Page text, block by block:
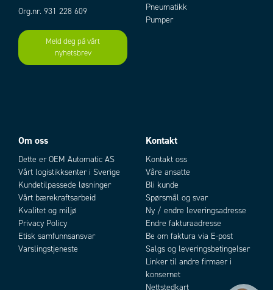
Org.nr. 931 228 609
Meld deg på vårt
nyhetsbrev
Pneumatikk
Pumper
Om oss
Dette er OEM Automatic AS
Vårt logistikksenter i Sverige
Kundetilpassede løsninger
Vårt bærekraftsarbeid
Kvalitet og miljø
Privacy Policy
Etisk samfunnsansvar
Varslingstjeneste
Kontakt
Kontakt oss
Våre ansatte
Bli kunde
Spørsmål og svar
Ny / endre leveringsadresse
Endre fakturaadresse
Be om faktura via E-post
Salgs og leveringsbetingelser
Linker til andre firmaer i
konsernet
Nettstedkart